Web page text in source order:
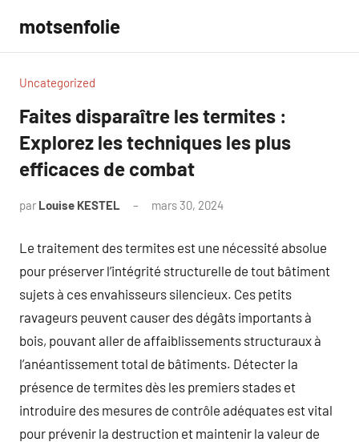
contenu
motsenfolie
Uncategorized
Faites disparaître les termites :
Explorez les techniques les plus
efficaces de combat
par Louise KESTEL mars 30, 2024
Le traitement des termites est une nécessité absolue
pour préserver l’intégrité structurelle de tout bâtiment
sujets à ces envahisseurs silencieux. Ces petits
ravageurs peuvent causer des dégâts importants à
bois, pouvant aller de affaiblissements structuraux à
l’anéantissement total de bâtiments. Détecter la
présence de termites dès les premiers stades et
introduire des mesures de contrôle adéquates est vital
pour prévenir la destruction et maintenir la valeur de